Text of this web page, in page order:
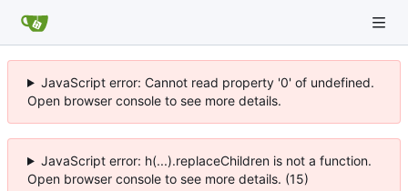
JavaScript error: Cannot read property '0' of undefined.
Open browser console to see more details.
JavaScript error: h(...).replaceChildren is not a function.
Open browser console to see more details. (15)